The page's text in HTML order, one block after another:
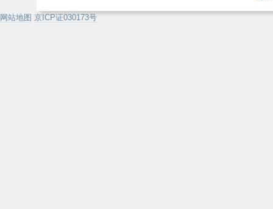
网站地图 京ICP证030173号